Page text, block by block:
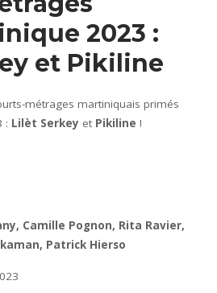
2023 :
et Pikiline
métrages martiniquais primés
: Lilèt Serkey et Pikiline !
Camille Pognon, Rita Ravier,
Patrick Hierso